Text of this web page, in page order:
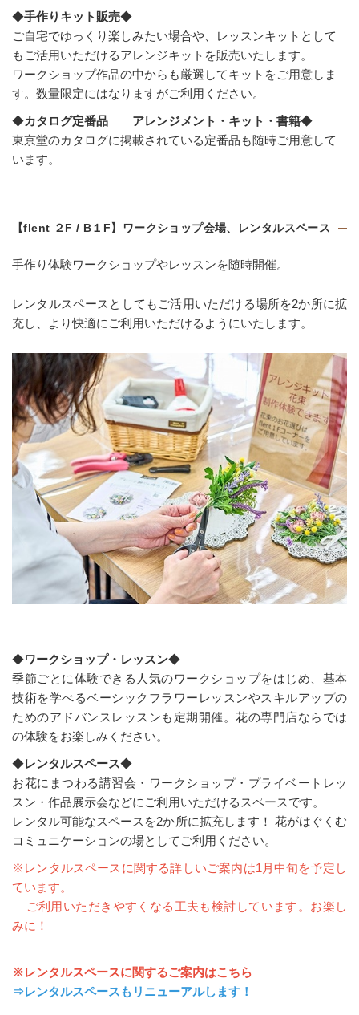
◆手作りキット販売◆
ご自宅でゆっくり楽しみたい場合や、レッスンキットとして
もご活用いただけるアレンジキットを販売いたします。
ワークショップ作品の中からも厳選してキットをご用意しま
す。数量限定にはなりますがご利用ください。
◆カタログ定番品 アレンジメント・キット・書籍◆
東京堂のカタログに掲載されている定番品も随時ご用意して
います。
【flent ２F / B１F】ワークショップ会場、レンタルスペース
手作り体験ワークショップやレッスンを随時開催。
レンタルスペースとしてもご活用いただける場所を2か所に拡
充し、より快適にご利用いただけるようにいたします。
◆ワークショップ・レッスン◆
季節ごとに体験できる人気のワークショップをはじめ、基本
技術を学べるベーシックフラワーレッスンやスキルアップの
ためのアドバンスレッスンも定期開催。花の専門店ならでは
の体験をお楽しみください。
◆レンタルスペース◆
お花にまつわる講習会・ワークショップ・プライベートレッ
スン・作品展示会などにご利用いただけるスペースです。
レンタル可能なスペースを2か所に拡充します！ 花がはぐくむ
コミュニケーションの場としてご利用ください。
※レンタルスペースに関する詳しいご案内は1月中旬を予定し
ています。
ご利用いただきやすくなる工夫も検討しています。お楽し
みに！
※レンタルスペースに関するご案内はこちら
⇒レンタルスペースもリニューアルします！